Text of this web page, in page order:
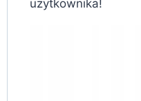
użytkownika!